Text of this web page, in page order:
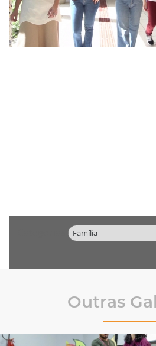
Outras